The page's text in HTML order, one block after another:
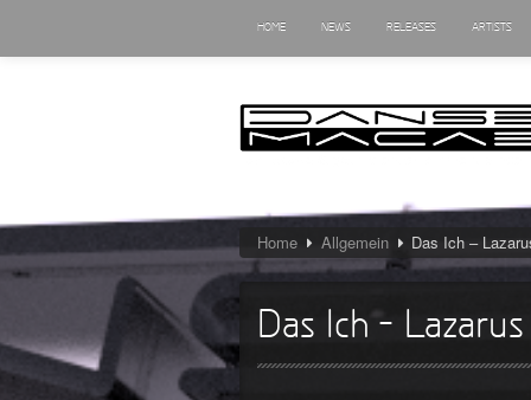
HOME NEWS RELEASES ARTISTS
Home Allgemein Das Ich –
Das Ich –